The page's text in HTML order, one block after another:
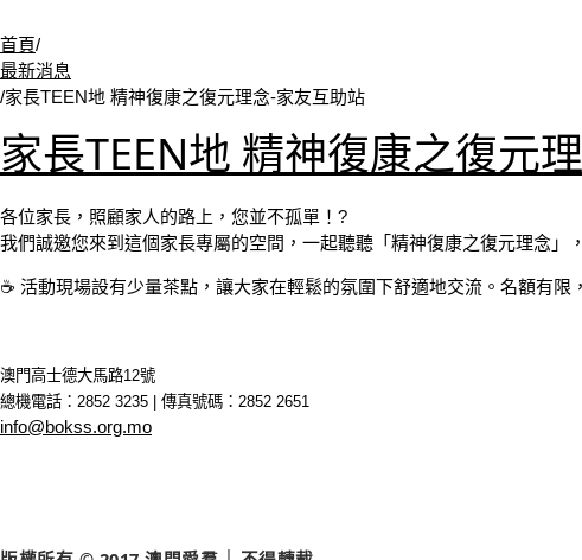
首頁/
最新消息
/家長TEEN地 精神復康之復元理念-家友互助站
家長TEEN地 精神復康之復元
各位家長，照顧家人的路上，您並不孤單！?
我們誠邀您來到這個家長專屬的空間，一起聽聽「精神復康之復元理念」
☕ 活動現場設有少量茶點，讓大家在輕鬆的氛圍下舒適地交流。名額有限
澳門高士德大馬路12號
總機電話：2852 3235 | 傳真號碼：2852 2651
info@bokss.org.mo